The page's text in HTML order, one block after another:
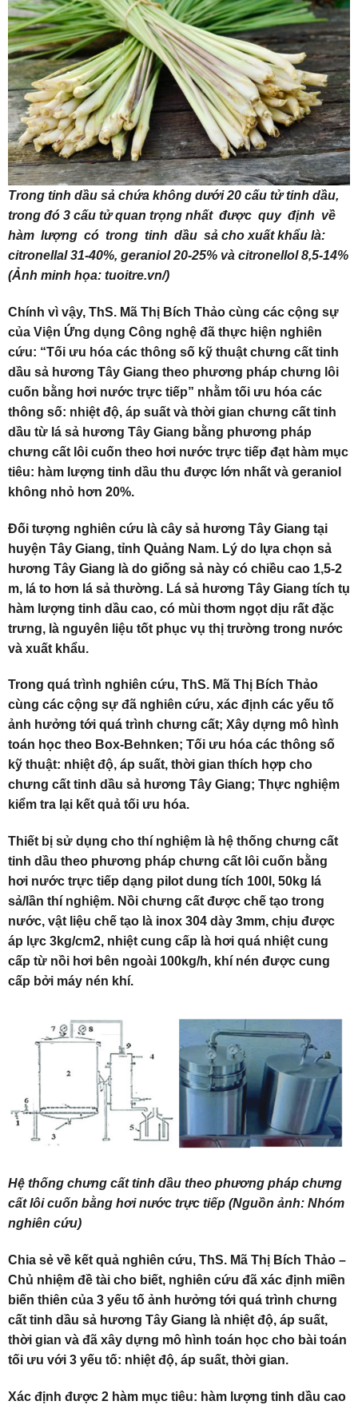
Trong tinh dầu sả chứa không dưới 20 cấu tử tinh dầu,
trong đó 3 cấu tử quan trọng nhất được quy định về
hàm lượng có trong tinh dầu sả cho xuất khẩu là:
citronellal 31-40%, geraniol 20-25% và citronellol 8,5-14%
(Ảnh minh họa: tuoitre.vn/)
Chính vì vậy, ThS. Mã Thị Bích Thảo cùng các cộng sự
của Viện Ứng dụng Công nghệ đã thực hiện nghiên
cứu: “Tối ưu hóa các thông số kỹ thuật chưng cất tinh
dầu sả hương Tây Giang theo phương pháp chưng lôi
cuốn bằng hơi nước trực tiếp” nhằm tối ưu hóa các
thông số: nhiệt độ, áp suất và thời gian chưng cất tinh
dầu từ lá sả hương Tây Giang bằng phương pháp
chưng cất lôi cuốn theo hơi nước trực tiếp đạt hàm mục
tiêu: hàm lượng tinh dầu thu được lớn nhất và geraniol
không nhỏ hơn 20%.
Đối tượng nghiên cứu là cây sả hương Tây Giang tại
huyện Tây Giang, tỉnh Quảng Nam. Lý do lựa chọn sả
hương Tây Giang là do giống sả này có chiều cao 1,5-2
m, lá to hơn lá sả thường. Lá sả hương Tây Giang tích tụ
hàm lượng tinh dầu cao, có mùi thơm ngọt dịu rất đặc
trưng, là nguyên liệu tốt phục vụ thị trường trong nước
và xuất khẩu.
Trong quá trình nghiên cứu, ThS. Mã Thị Bích Thảo
cùng các cộng sự đã nghiên cứu, xác định các yếu tố
ảnh hưởng tới quá trình chưng cất; Xây dựng mô hình
toán học theo Box-Behnken; Tối ưu hóa các thông số
kỹ thuật: nhiệt độ, áp suất, thời gian thích hợp cho
chưng cất tinh dầu sả hương Tây Giang; Thực nghiệm
kiểm tra lại kết quả tối ưu hóa.
Thiết bị sử dụng cho thí nghiệm là hệ thống chưng cất
tinh dầu theo phương pháp chưng cất lôi cuốn bằng
hơi nước trực tiếp dạng pilot dung tích 100l, 50kg lá
sả/lần thí nghiệm. Nồi chưng cất được chế tạo trong
nước, vật liệu chế tạo là inox 304 dày 3mm, chịu được
áp lực 3kg/cm2, nhiệt cung cấp là hơi quá nhiệt cung
cấp từ nồi hơi bên ngoài 100kg/h, khí nén được cung
cấp bởi máy nén khí.
Hệ thống chưng cất tinh dầu theo phương pháp chưng
cất lôi cuốn bằng hơi nước trực tiếp (Nguồn ảnh: Nhóm
nghiên cứu)
Chia sẻ về kết quả nghiên cứu, ThS. Mã Thị Bích Thảo –
Chủ nhiệm đề tài cho biết, nghiên cứu đã xác định miền
biến thiên của 3 yếu tố ảnh hưởng tới quá trình chưng
cất tinh dầu sả hương Tây Giang là nhiệt độ, áp suất,
thời gian và đã xây dựng mô hình toán học cho bài toán
tối ưu với 3 yếu tố: nhiệt độ, áp suất, thời gian.
Xác định được 2 hàm mục tiêu: hàm lượng tinh dầu cao